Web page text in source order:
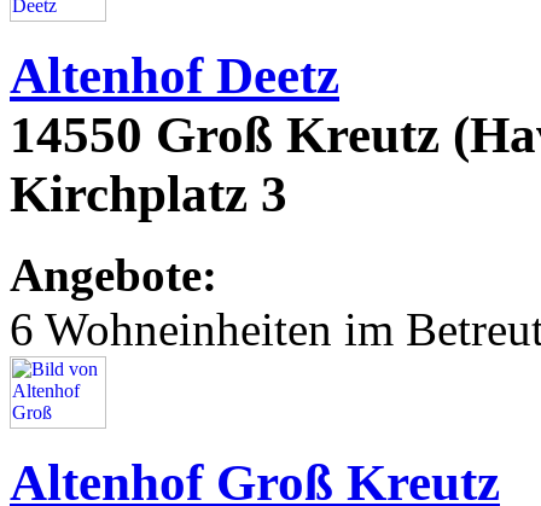
Altenhof Deetz
14550 Groß Kreutz
Kirchplatz 3
Angebote:
6 Wohneinheiten im
Altenhof Groß Kreutz